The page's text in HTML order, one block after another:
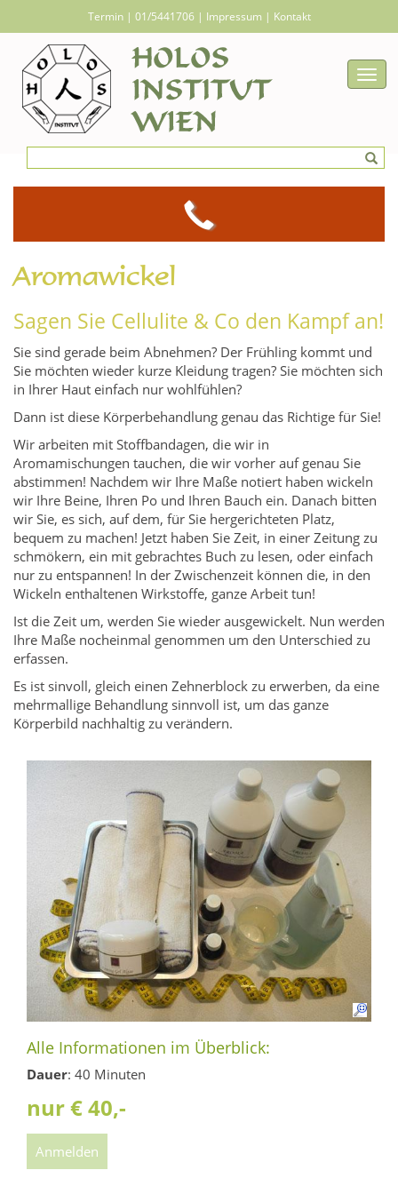
Termin| 01/5441706| Impressum | Kontakt
Aromawickel
Sagen Sie Cellulite & Co den Kampf an!
Sie sind gerade beim Abnehmen? Der Frühling kommt und
Sie möchten wieder kurze Kleidung tragen? Sie möchten sich
in Ihrer Haut einfach nur wohlfühlen?
Dann ist diese Körperbehandlung genau das Richtige für Sie!
Wir arbeiten mit Stoffbandagen, die wir in
Aromamischungen tauchen, die wir vorher auf genau Sie
abstimmen! Nachdem wir Ihre Maße notiert haben wickeln
wir Ihre Beine, Ihren Po und Ihren Bauch ein. Danach bitten
wir Sie, es sich, auf dem, für Sie hergerichteten Platz,
bequem zu machen! Jetzt haben Sie Zeit, in einer Zeitung zu
schmökern, ein mit gebrachtes Buch zu lesen, oder einfach
nur zu entspannen! In der Zwischenzeit können die, in den
Wickeln enthaltenen Wirkstoffe, ganze Arbeit tun!
Ist die Zeit um, werden Sie wieder ausgewickelt. Nun werden
Ihre Maße nocheinmal genommen um den Unterschied zu
erfassen.
Es ist sinvoll, gleich einen Zehnerblock zu erwerben, da eine
mehrmallige Behandlung sinnvoll ist, um das ganze
Körperbild nachhaltig zu verändern.
Alle Informationen im Überblick:
Dauer: 40 Minuten
nur € 40,-
Anmelden